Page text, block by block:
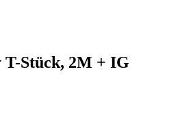
Stück, 2M + IG